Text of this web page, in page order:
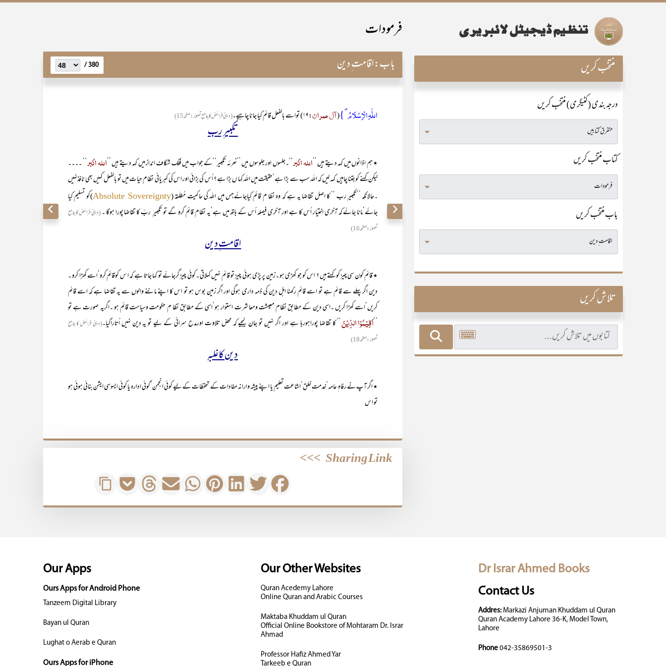
فرمودات
باب:اقامت ِ دین 380 /
اللّٰہِ الۡاِسۡلَامُ ۟}(آل عمران:۱۹) تواسے بالفعل قائم کیا جانا چاہیے۔ (دینی فرائض کا جامع تصوّر:صفحہ 15)
تکبیر ِرب
٭ ہم اذانوں میں کہہ دیتے ہیں ’’ اللہ اکبر‘‘۔جلسوں اور جلوسوں میں ’’نعرئہ تکبیر‘‘کے جواب میں فلک شگاف انداز میں کہہ دیتے ہیں ’’ اللہ اکبر‘‘ ۔۔۔۔
لیکن کہنے کو جتنا چاہیں کہہ لیں کہ اللہ سب سے بڑا ہے‘حقیقت میں اللہ کہا ں بڑا ہے ؟ اُس کی بڑائی اور اس کی کبریائی نظام حیات میں تو بالفعل کہیں بھی نافذنہیں
۔حالانکہ ’’تکبیر ِرب ‘‘ کا اصل تقاضا یہ ہے کہ وہ نظا م قائم کیاجائےجس میں اللہ کی حاکمیت مُطلَقہ (Absolute Sovereignty)کو تسلیم کیا
جائے‘مانا جائے کہ آخری اختیار اُس کا ہے اور آخری فیصلہ اُس کے ہاتھ میں ہے‘یہ نظام قائم کرو گے تو تکبیر ِ ربّ کا تقاضا پورا ہوگا ۔(دینی فرائض کا جامع
تصوّر:صفحہ 16)
اقامت ِدین
٭ قائم کون سی چیز کو کہتے ہیں ؟ اس کو جو کھڑی ہو ۔زمین پر پڑی ہوئی چیز تو قائم نہیں کہلاتی ۔کوئی چیز گرجائے تو کہا جاتا ہے کہ ا س کوقائم کرو‘اسے کھڑا کرو ۔
دین اگر پہلے سے قائم ہے تو اسے قائم رکھنا اہل دین کی ذمہ داری ہوگی اور اگر زمین بوس ہو تو اس کا اپنے ماننے والوں سے یہ تقاضا ہے کہ اسے قائم
کریں‘اسے کھڑا کریں ۔اسی دین کے مطابق نظام معیشت ومعاشرت استوار ہو‘اسی کے مطابق نظا م حکومت وسیاست قائم ہو ۔اگریہ صورت ہے تو
اَقِیْمُوْا الدِّیْنَ ‘‘ کا تقاضا پوراہورہا ہے اور اگر نہیں تو جان لیجیے کہ محض تلاوت اورمدح سرائی کے لیے تو یہ دین نہیں اُتاراگیا۔(دینی فرائض کا جامع
تصوّر:صفحہ 18)
دین کاغلبہ
٭ اگر آپ نے رفاہ ِ عامہ‘خدمت ِخلق‘اشاعت تعلیم یا اپنے پیشہ وارانہ مفادات کے تحفظات کے لیے کوئی انجمن‘کوئی ادارہ یا کوئی ایسوسی ایشن بنائی ہوئی ہو
تو اس
Sharing Link
>>>
منتخب کریں
درجہ بندی (کٹیگری) منتخب کریں
کتاب منتخب کریں
باب منتخب کریں
تلاش کریں
Dr Israr Ahmed Books
Contact Us
Addres:Markazi Anjuman Khuddam ul Quran
Quran Academy Lahore 36-K, Model Town,
Lahore
Phone 042-35869501-3
Our Other Websites
Quran Acedemy Lahore
Online Quran and Arabic Courses
Maktaba Khuddam ul Quran
Official Online Bookstore of Mohtaram Dr. Israr
Ahmad
Professor Hafiz Ahmed Yar
Tarkeeb e Quran
Our Apps
Ours Apps for Android Phone
Tanzeem Digital Library
Bayan ul Quran
Lughat o Aerab e Quran
Ours Apps for iPhone